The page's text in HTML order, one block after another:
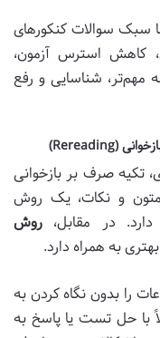
سبک سوالات کنکورهای
کاهش استرس آزمون،
مهم‌تر، شناسایی و رفع
تکیه صرف بر بازخوانی
متون و نکات، یک روش
در مقابل، روش
به همراه دارد.
را بدون نگاه کردن به
با حل تست یا پاسخ به